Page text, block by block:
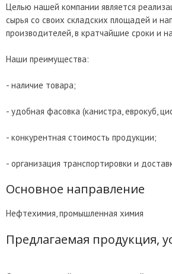
Целью нашей компании является
сырья со своих складских площадей и
производителей, в кратчайшие сроки и
Наши преимущества:
- наличие товара;
- удобная фасовка (канистра, еврокуб,
- конкурентная стоимость продукции;
- организация транспортировки и
Основное направление
Нефтехимия, промышленная химия
Предлагаемая продукция,